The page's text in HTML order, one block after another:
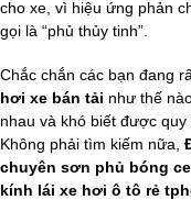
cho xe, vì hiệu ứng phản
gọi là “phủ thủy tinh”.
Chắc chắn các bạn đang
hơi xe bán tải như thế
nhau và khó biết được
Không phải tìm kiếm nữa,
chuyên sơn phủ bóng
kính lái xe hơi ô tô rẻ